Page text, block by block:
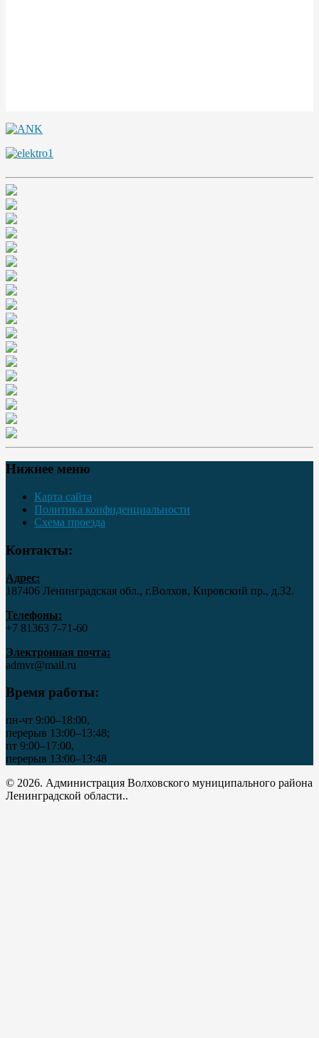
Нижнее меню
Карта сайта
Политика конфиденциальности
Схема проезда
Контакты:
Адрес:
187406 Ленинградская обл., г.Волхов, Кировский пр., д.32.
Телефоны:
+7 81363 7‑71-60
Электронная почта:
admvr@mail.ru
Время работы:
пн-чт 9:00–18:00,
перерыв 13:00–13:48;
пт 9:00–17:00,
перерыв 13:00–13:48
© 2026. Администрация Волховского муниципального района
Ленинградской области..